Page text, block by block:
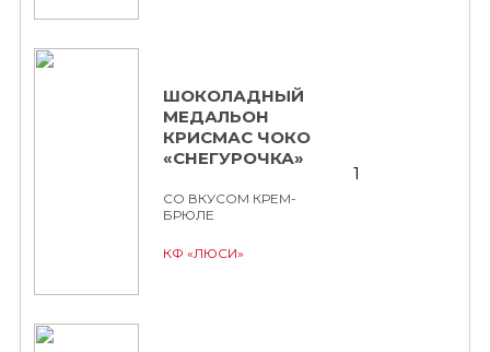
ШОКОЛАДНЫЙ
МЕДАЛЬОН
КРИСМАС ЧОКО
«СНЕГУРОЧКА»
СО ВКУСОМ КРЕМ-
БРЮЛЕ
КФ «ЛЮСИ»
1